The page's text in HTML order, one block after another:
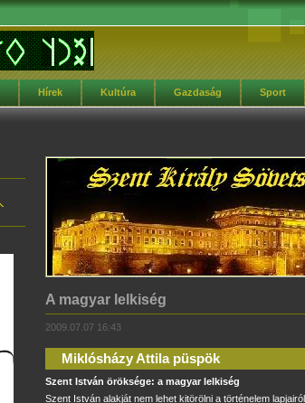
Hírek Kultúra Gazdaság Sport
A magyar lelkiség
2009.07.07 16:43
Miklósházy Attila püspök
Szent István öröksége: a magyar lelkiség
Szent István alakját nem lehet kitörölni a történelem